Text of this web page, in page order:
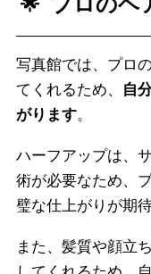
プロのヘ
写真館では、プロ
てくれるため、
自
がります。
ハーフアップは、
術が必要なため、
璧な仕上がりが期
また、髪質や顔立